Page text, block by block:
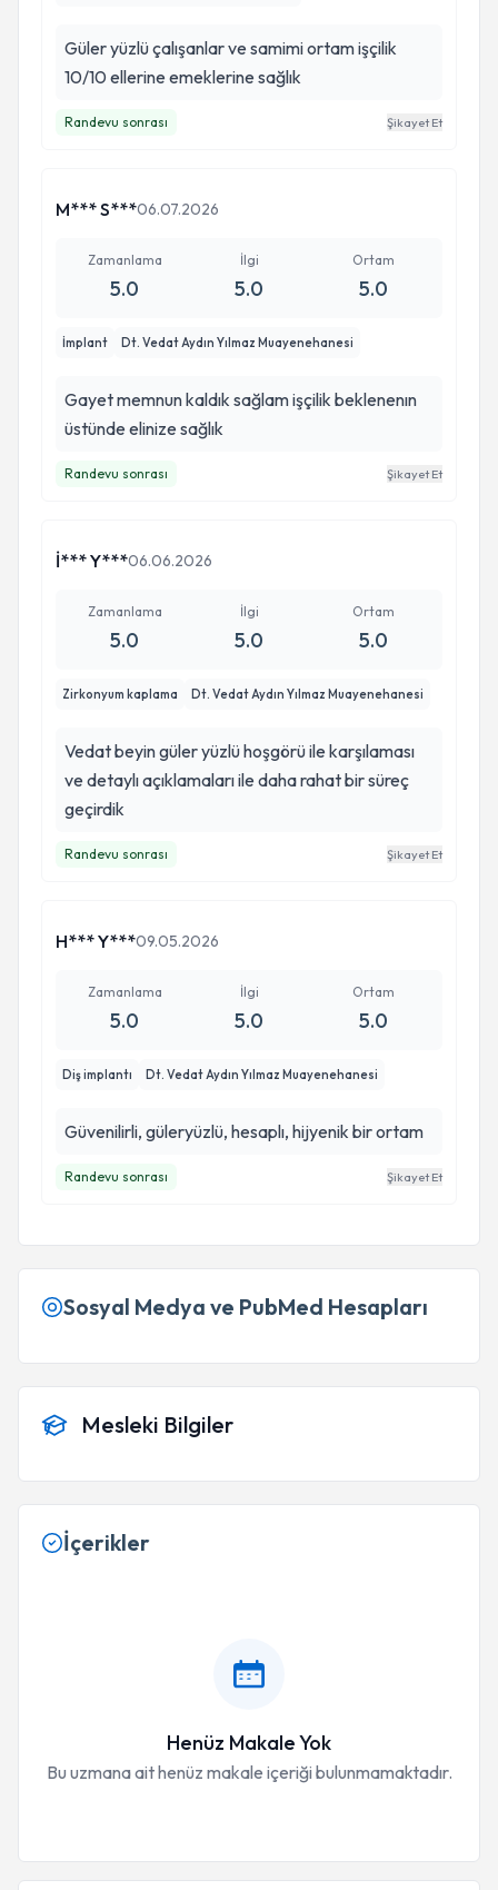
Güler yüzlü çalışanlar ve samimi ortam işçilik
10/10 ellerine emeklerine sağlık
Randevu sonrası Şikayet Et
M*** S***06.07.2026
Zamanlama
5.0
İlgi
5.0
Ortam
5.0
İmplant Dt. Vedat Aydın Yılmaz Muayenehanesi
Gayet memnun kaldık sağlam işçilik beklenenın
üstünde elinize sağlık
Randevu sonrası Şikayet Et
İ*** Y***06.06.2026
Zamanlama
5.0
İlgi
5.0
Ortam
5.0
Zirkonyum kaplama Dt. Vedat Aydın Yılmaz Muayenehanesi
Vedat beyin güler yüzlü hoşgörü ile karşılaması
ve detaylı açıklamaları ile daha rahat bir süreç
geçirdik
Randevu sonrası Şikayet Et
H*** Y***09.05.2026
Zamanlama
5.0
İlgi
5.0
Ortam
5.0
Diş implantı Dt. Vedat Aydın Yılmaz Muayenehanesi
Güvenilirli, güleryüzlü, hesaplı, hijyenik bir ortam
Randevu sonrası Şikayet Et
Sosyal Medya ve PubMed Hesapları
Mesleki Bilgiler
İçerikler
Henüz Makale Yok
Bu uzmana ait henüz makale içeriği bulunmamaktadır.